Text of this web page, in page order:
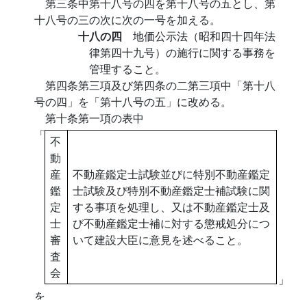
十八号の三の次に次の一号を加える。
十八の四 地価公示法（昭和四十四年法
律第四十九号）の施行に関する事務を
管理すること。
第四条第三項及び第四条の二第三項中「第十八
号の四」を「第十八号の五」に改める。
第十条第一項の表中
「 不
動
産
鑑
定
士
審
査
会
不動産鑑定士試験並びに特別不動産鑑定
士試験及び特別不動産鑑定士補試験に関
する事項を処理し、又は不動産鑑定士及
び不動産鑑定士補に対する懲戒処分につ
いて建設大臣に意見を述べること。
」
を